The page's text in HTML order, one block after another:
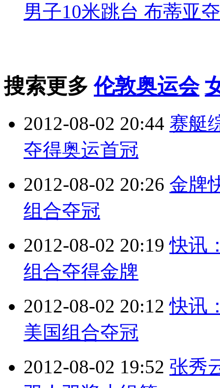
男子10米跳台 布蒂亚
搜索更多伦敦奥运会
2012-08-02 20:44 赛艇
夺得奥运首冠
2012-08-02 20:26 金牌
组合夺冠
2012-08-02 20:19 快讯
组合夺得金牌
2012-08-02 20:12 快讯
美国组合夺冠
2012-08-02 19:52 张秀